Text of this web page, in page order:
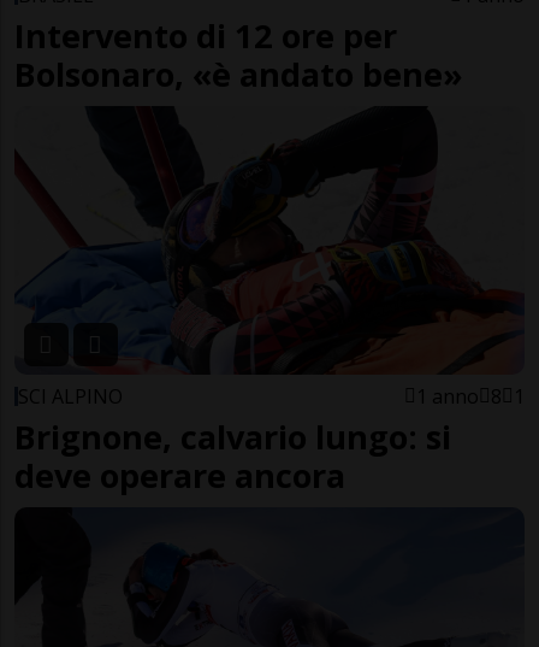
Intervento di 12 ore per
Bolsonaro, «è andato bene»
SCI ALPINO 1 anno 8 1
Brignone, calvario lungo: si
deve operare ancora